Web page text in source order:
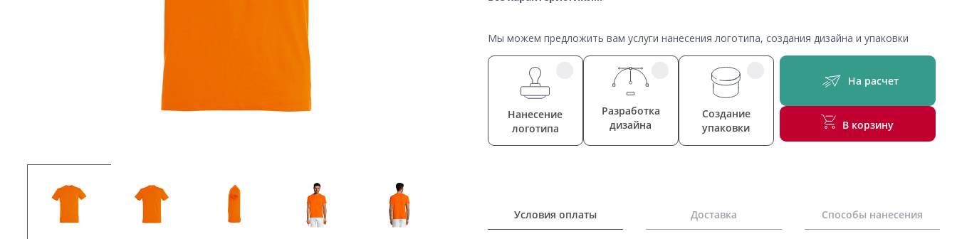
Мы можем предложить вам услуги нанесения логотипа, создания дизайна и упаковки
Нанесение
логотипа
Разработка
дизайна
Создание
упаковки
На расчет
В корзину
Условия оплаты Доставка Способы нанесения